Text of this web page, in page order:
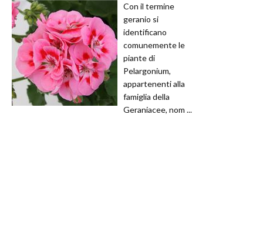
Con il termine
geranio si
identificano
comunemente le
piante di
Pelargonium,
appartenenti alla
famiglia della
Geraniacee, nom ...